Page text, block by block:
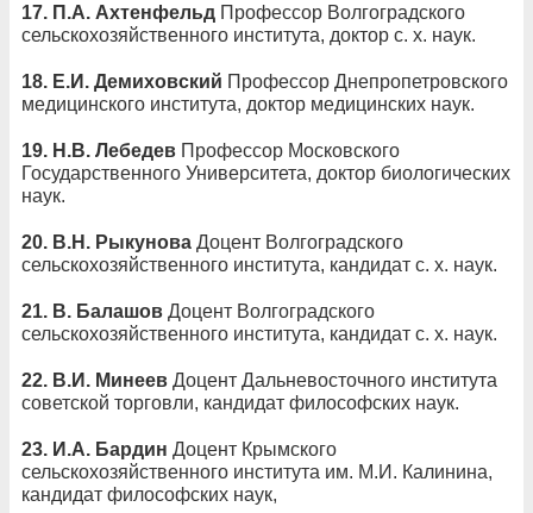
17. П.А. Ахтенфельд Профессор Волгоградского
сельскохозяйственного института, доктор с. х. наук.
18. Е.И. Демиховский Профессор Днепропетровского
медицинского института, доктор медицинских наук.
19. Н.В. Лебедев Профессор Московского
Государственного Университета, доктор биологических
наук.
20. В.Н. Рыкунова Доцент Волгоградского
сельскохозяйственного института, кандидат с. х. наук.
21. В. Балашов Доцент Волгоградского
сельскохозяйственного института, кандидат с. х. наук.
22. В.И. Минеев Доцент Дальневосточного института
советской торговли, кандидат философских наук.
23. И.А. Бардин Доцент Крымского
сельскохозяйственного института им. М.И. Калинина,
кандидат философских наук,